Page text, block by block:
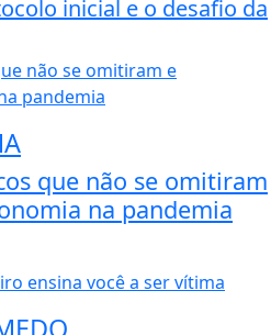
inicial e o desafio da
que não se omitiram
na pandemia